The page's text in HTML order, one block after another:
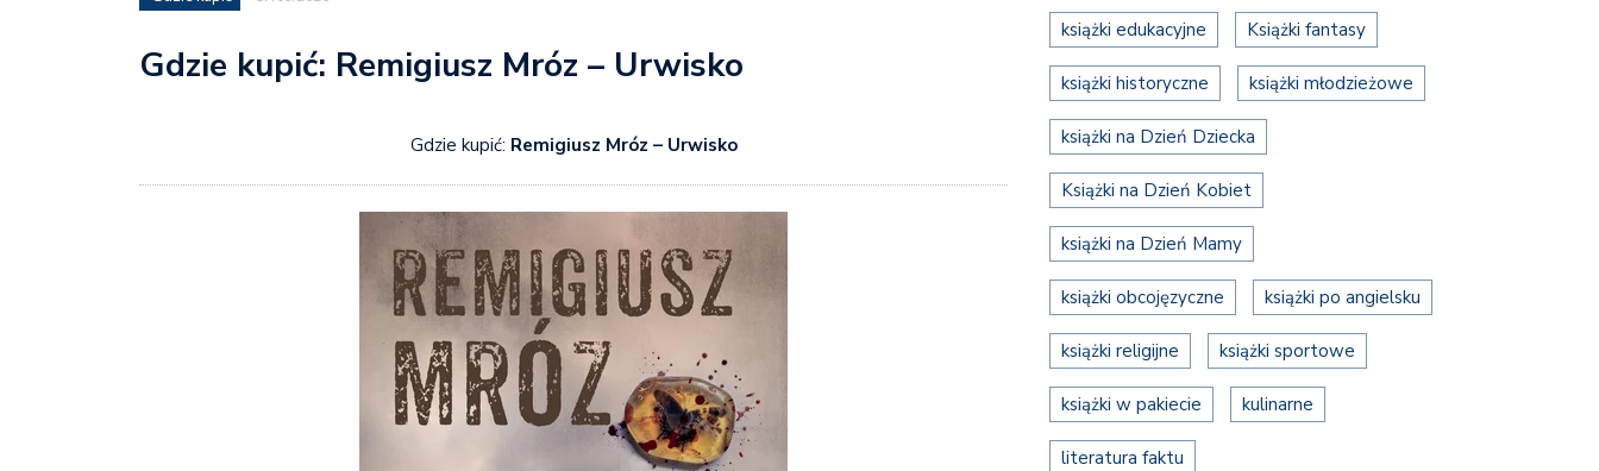
Gdzie kupić: Remigiusz Mróz – Urwisko
Gdzie kupić: Remigiusz Mróz – Urwisko
książki edukacyjne Książki fantasy
książki historyczne książki młodzieżowe
książki na Dzień Dziecka
Książki na Dzień Kobiet
książki na Dzień Mamy
książki obcojęzyczne książki po angielsku
książki religijne książki sportowe
książki w pakiecie kulinarne
literatura faktu